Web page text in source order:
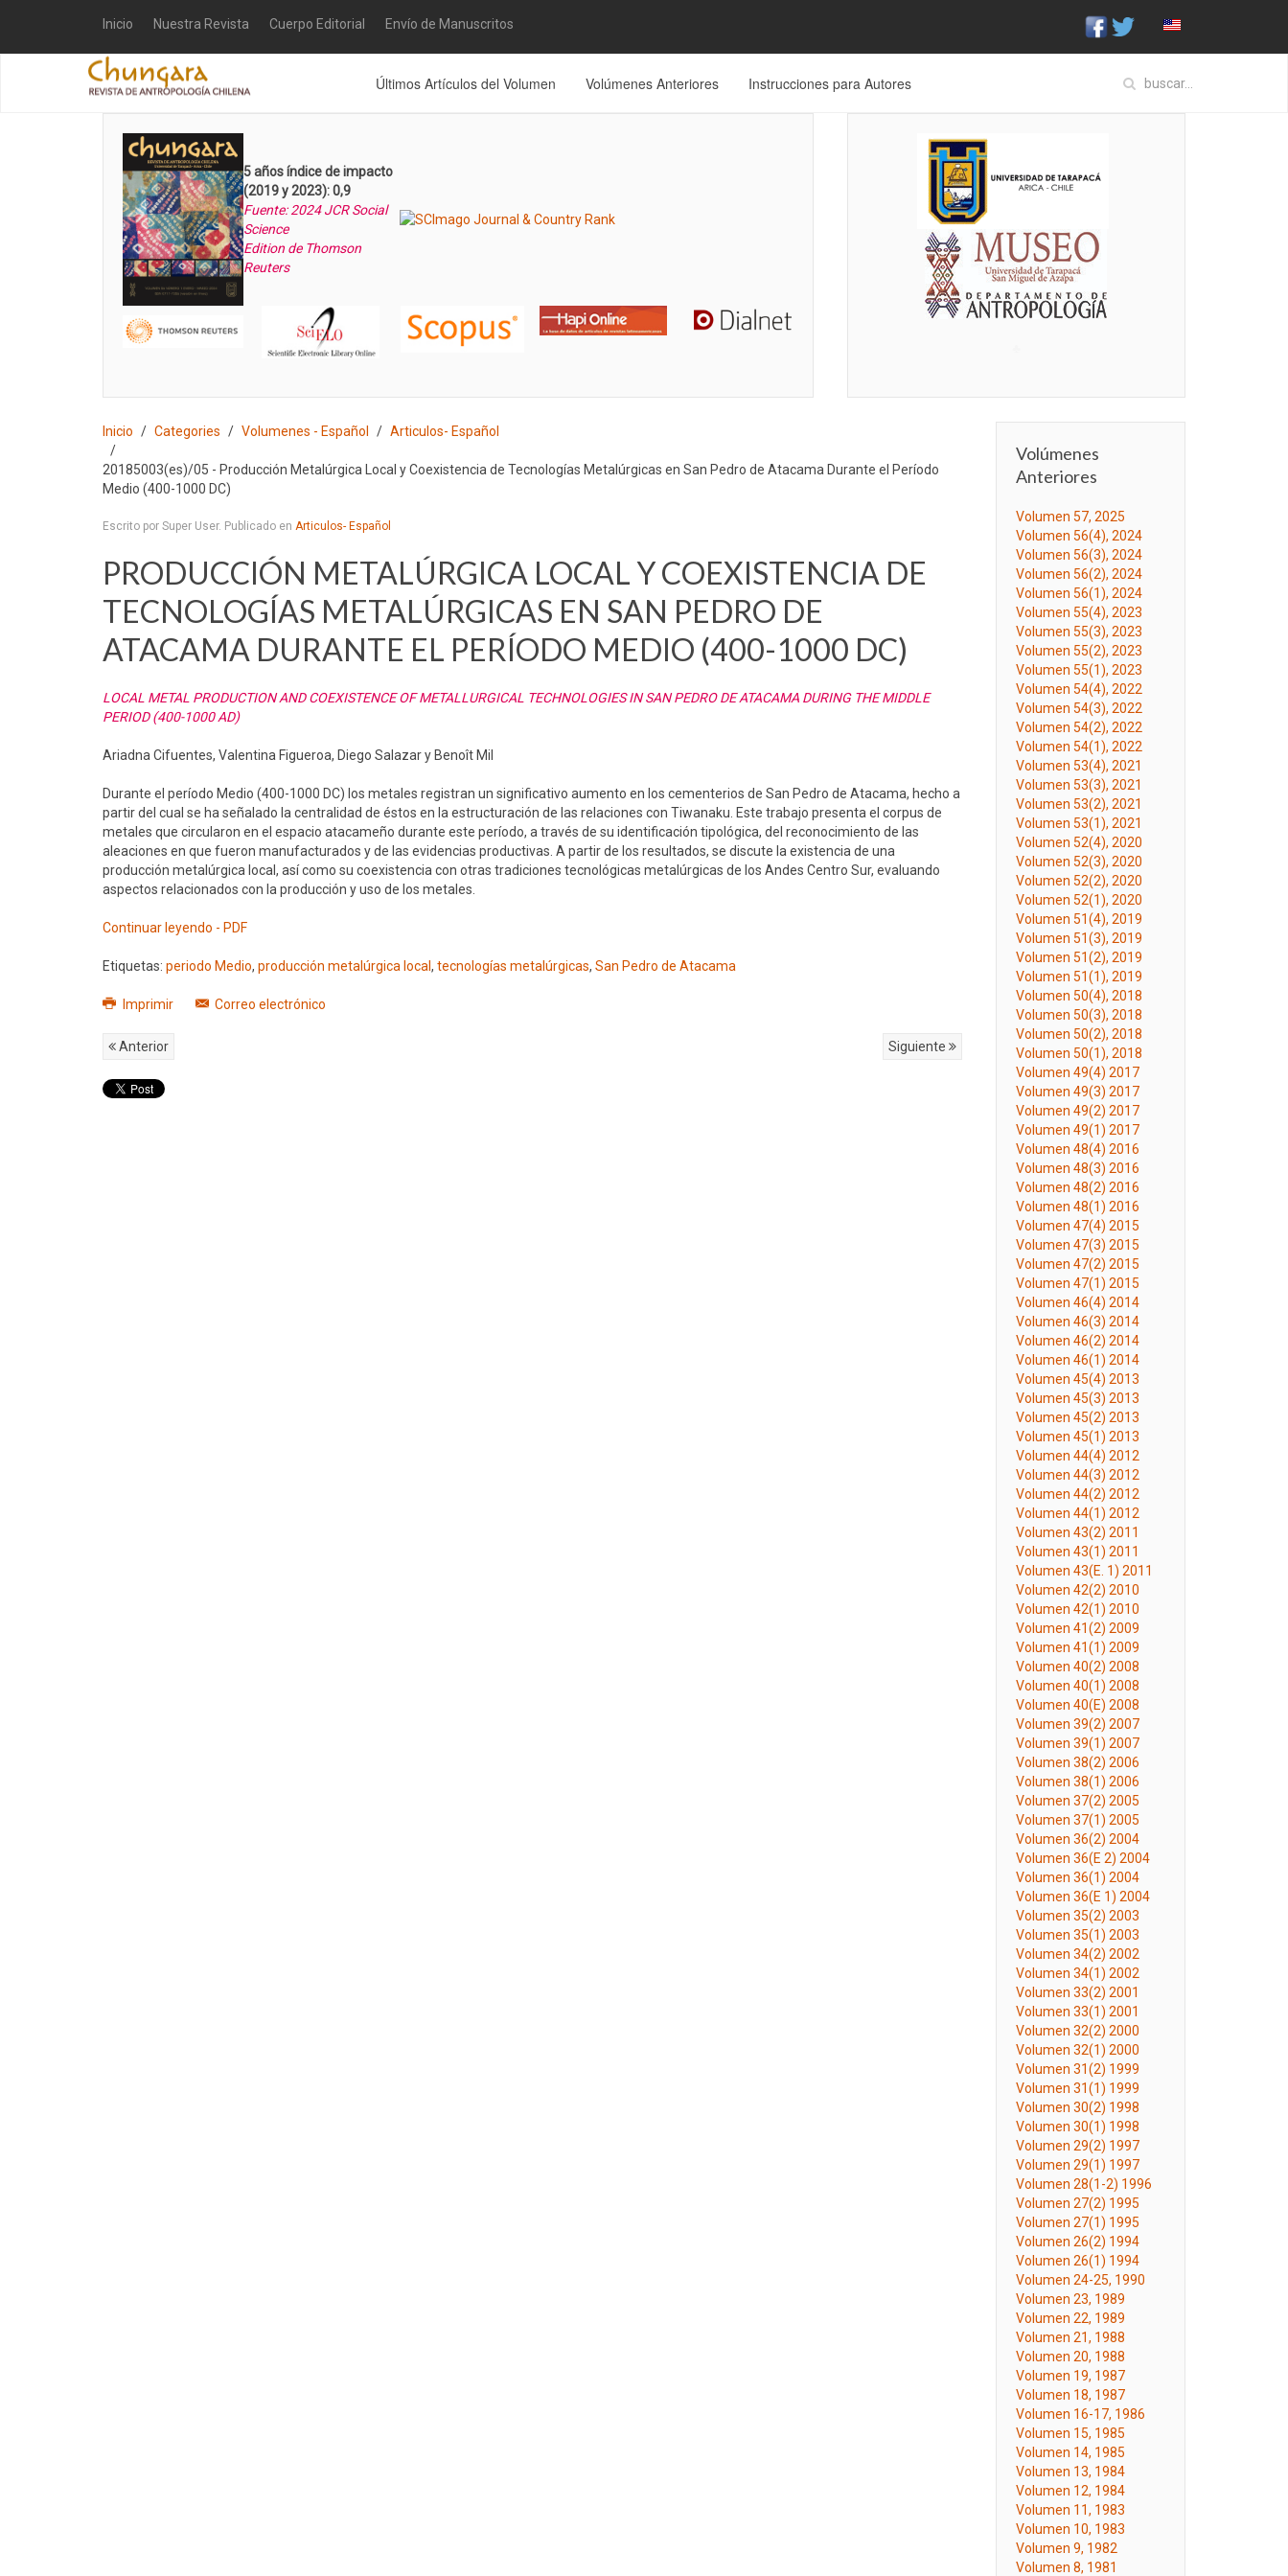
Inicio Nuestra Revista Cuerpo Editorial Envío de Manuscritos
Últimos Artículos del Volumen Volúmenes Anteriores Instrucciones para Autores
5 años índice de impacto
(2019 y 2023): 0,9
Fuente: 2024 JCR Social
Science
Edition de Thomson
Reuters
Inicio Categories Volumenes - Español Articulos- Español
20185003(es)/05 - Producción Metalúrgica Local y Coexistencia de Tecnologías Metalúrgicas en San Pedro de Atacama Durante el Período
Medio (400-1000 DC)
Escrito por Super User. Publicado en Articulos- Español
PRODUCCIÓN METALÚRGICA LOCAL Y COEXISTENCIA DE
TECNOLOGÍAS METALÚRGICAS EN SAN PEDRO DE
ATACAMA DURANTE EL PERÍODO MEDIO (400-1000 DC)
LOCAL METAL PRODUCTION AND COEXISTENCE OF METALLURGICAL TECHNOLOGIES IN SAN PEDRO DE ATACAMA DURING THE MIDDLE
PERIOD (400-1000 AD)
Ariadna Cifuentes, Valentina Figueroa, Diego Salazar y Benoît Mil
Durante el período Medio (400-1000 DC) los metales registran un significativo aumento en los cementerios de San Pedro de Atacama, hecho a
partir del cual se ha señalado la centralidad de éstos en la estructuración de las relaciones con Tiwanaku. Este trabajo presenta el corpus de
metales que circularon en el espacio atacameño durante este período, a través de su identificación tipológica, del reconocimiento de las
aleaciones en que fueron manufacturados y de las evidencias productivas. A partir de los resultados, se discute la existencia de una
producción metalúrgica local, así como su coexistencia con otras tradiciones tecnológicas metalúrgicas de los Andes Centro Sur, evaluando
aspectos relacionados con la producción y uso de los metales.
Continuar leyendo - PDF
Etiquetas: periodo Medio, producción metalúrgica local , tecnologías metalúrgicas, San Pedro de Atacama
Imprimir Correo electrónico
Anterior Siguiente
Volúmenes
Anteriores
Volumen 57, 2025
Volumen 56(4), 2024
Volumen 56(3), 2024
Volumen 56(2), 2024
Volumen 56(1), 2024
Volumen 55(4), 2023
Volumen 55(3), 2023
Volumen 55(2), 2023
Volumen 55(1), 2023
Volumen 54(4), 2022
Volumen 54(3), 2022
Volumen 54(2), 2022
Volumen 54(1), 2022
Volumen 53(4), 2021
Volumen 53(3), 2021
Volumen 53(2), 2021
Volumen 53(1), 2021
Volumen 52(4), 2020
Volumen 52(3), 2020
Volumen 52(2), 2020
Volumen 52(1), 2020
Volumen 51(4), 2019
Volumen 51(3), 2019
Volumen 51(2), 2019
Volumen 51(1), 2019
Volumen 50(4), 2018
Volumen 50(3), 2018
Volumen 50(2), 2018
Volumen 50(1), 2018
Volumen 49(4) 2017
Volumen 49(3) 2017
Volumen 49(2) 2017
Volumen 49(1) 2017
Volumen 48(4) 2016
Volumen 48(3) 2016
Volumen 48(2) 2016
Volumen 48(1) 2016
Volumen 47(4) 2015
Volumen 47(3) 2015
Volumen 47(2) 2015
Volumen 47(1) 2015
Volumen 46(4) 2014
Volumen 46(3) 2014
Volumen 46(2) 2014
Volumen 46(1) 2014
Volumen 45(4) 2013
Volumen 45(3) 2013
Volumen 45(2) 2013
Volumen 45(1) 2013
Volumen 44(4) 2012
Volumen 44(3) 2012
Volumen 44(2) 2012
Volumen 44(1) 2012
Volumen 43(2) 2011
Volumen 43(1) 2011
Volumen 43(E. 1) 2011
Volumen 42(2) 2010
Volumen 42(1) 2010
Volumen 41(2) 2009
Volumen 41(1) 2009
Volumen 40(2) 2008
Volumen 40(1) 2008
Volumen 40(E) 2008
Volumen 39(2) 2007
Volumen 39(1) 2007
Volumen 38(2) 2006
Volumen 38(1) 2006
Volumen 37(2) 2005
Volumen 37(1) 2005
Volumen 36(2) 2004
Volumen 36(E 2) 2004
Volumen 36(1) 2004
Volumen 36(E 1) 2004
Volumen 35(2) 2003
Volumen 35(1) 2003
Volumen 34(2) 2002
Volumen 34(1) 2002
Volumen 33(2) 2001
Volumen 33(1) 2001
Volumen 32(2) 2000
Volumen 32(1) 2000
Volumen 31(2) 1999
Volumen 31(1) 1999
Volumen 30(2) 1998
Volumen 30(1) 1998
Volumen 29(2) 1997
Volumen 29(1) 1997
Volumen 28(1-2) 1996
Volumen 27(2) 1995
Volumen 27(1) 1995
Volumen 26(2) 1994
Volumen 26(1) 1994
Volumen 24-25, 1990
Volumen 23, 1989
Volumen 22, 1989
Volumen 21, 1988
Volumen 20, 1988
Volumen 19, 1987
Volumen 18, 1987
Volumen 16-17, 1986
Volumen 15, 1985
Volumen 14, 1985
Volumen 13, 1984
Volumen 12, 1984
Volumen 11, 1983
Volumen 10, 1983
Volumen 9, 1982
Volumen 8, 1981